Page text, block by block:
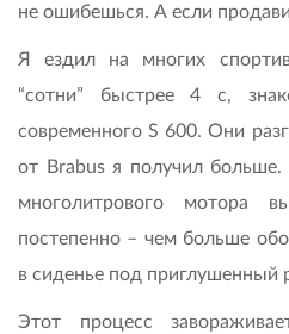
не ошибешься. А если
Я ездил на многих
“сотни” быстрее 4 с,
современного S 600. Они
от Brabus я получил больше.
многолитрового мотора
постепенно – чем больше
в сиденье под приглушенный
Этот процесс